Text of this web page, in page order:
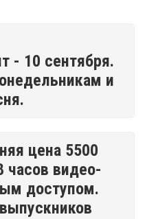
- 10 сентября.
и
цена 5500
часов видео-
доступом.